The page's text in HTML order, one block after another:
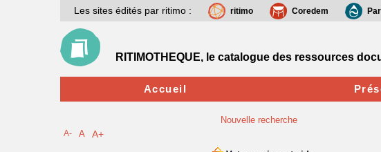
Nouvelle recherche
Les sites édités par ritimo : ritimo Coredem
RITIMOTHEQUE, le catalogue des ressources
Accueil
A- A A+